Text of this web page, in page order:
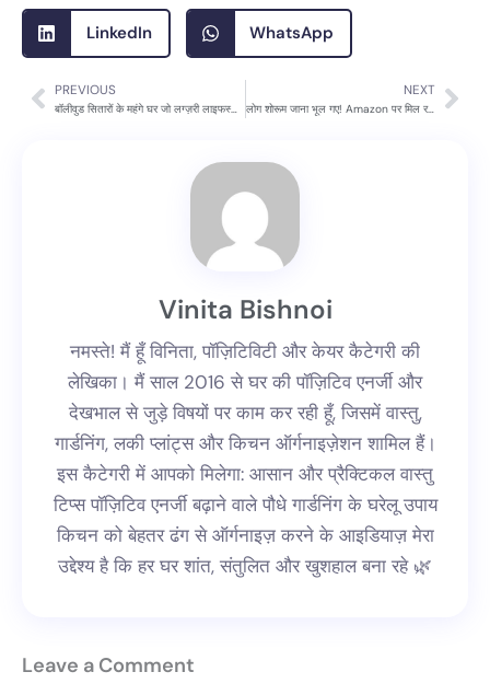
LinkedIn WhatsApp
Prev
PREVIOUS NEXT
लोग शोरूम जाना भूल गए! Amazon पर मिल रहे इन Wakefit सोफे में आखिर ऐसा क्या है?
Vinita Bishnoi
नमस्ते! मैं हूँ विनिता, पॉज़िटिविटी और केयर कैटेगरी की
लेखिका। मैं साल 2016 से घर की पॉज़िटिव एनर्जी और
देखभाल से जुड़े विषयों पर काम कर रही हूँ, जिसमें वास्तु,
गार्डनिंग, लकी प्लांट्स और किचन ऑर्गनाइज़ेशन शामिल हैं।
इस कैटेगरी में आपको मिलेगा: आसान और प्रैक्टिकल वास्तु
टिप्स पॉज़िटिव एनर्जी बढ़ाने वाले पौधे गार्डनिंग के घरेलू उपाय
किचन को बेहतर ढंग से ऑर्गनाइज़ करने के आइडियाज़ मेरा
उद्देश्य है कि हर घर शांत, संतुलित और खुशहाल बना रहे 🌿
Leave a Comment